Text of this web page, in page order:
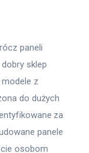
paneli
sklep
z
do dużych
za
panele
osobom